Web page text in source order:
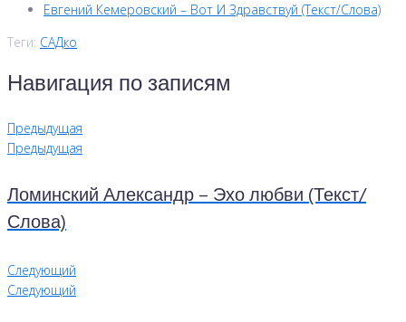
Евгений Кемеровский – Вот И Здравствуй (Текст/Слова)
Теги: САДко
Навигация по записям
Предыдущая
Предыдущая
Ломинский Александр – Эхо любви (Текст/
Слова)
Следующий
Следующий